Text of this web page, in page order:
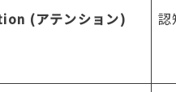
(アテンション) 認